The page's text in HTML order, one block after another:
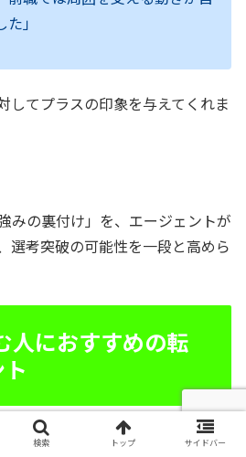
」
してプラスの印象を与えてくれま
みの裏付け」を、エージェントが
選考突破の可能性を一段と高めら
人におすすめの転
と、自己PRの悩みを多角的にサ
検索 トップ サイドバー